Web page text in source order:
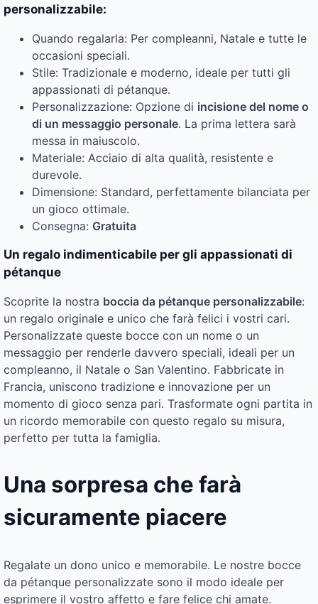
personalizzabile:
Quando regalarla: Per compleanni, Natale e tutte le
occasioni speciali.
Stile: Tradizionale e moderno, ideale per tutti gli
appassionati di pétanque.
Personalizzazione: Opzione di incisione del nome o
di un messaggio personale. La prima lettera sarà
messa in maiuscolo.
Materiale: Acciaio di alta qualità, resistente e
durevole.
Dimensione: Standard, perfettamente bilanciata per
un gioco ottimale.
Consegna: Gratuita
Un regalo indimenticabile per gli appassionati di
pétanque
Scoprite la nostra boccia da pétanque personalizzabile:
un regalo originale e unico che farà felici i vostri cari.
Personalizzate queste bocce con un nome o un
messaggio per renderle davvero speciali, ideali per un
compleanno, il Natale o San Valentino. Fabbricate in
Francia, uniscono tradizione e innovazione per un
momento di gioco senza pari. Trasformate ogni partita in
un ricordo memorabile con questo regalo su misura,
perfetto per tutta la famiglia.
Una sorpresa che farà
sicuramente piacere
Regalate un dono unico e memorabile. Le nostre bocce
da pétanque personalizzate sono il modo ideale per
esprimere il vostro affetto e fare felice chi amate.